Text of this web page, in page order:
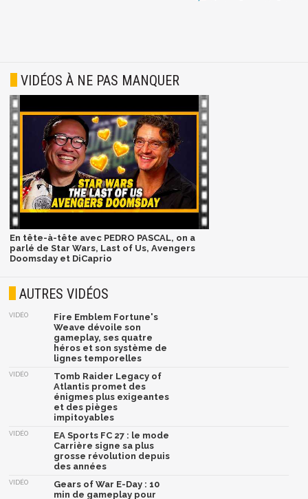
VIDÉOS À NE PAS MANQUER
En tête-à-tête avec PEDRO PASCAL, on a
parlé de Star Wars, Last of Us, Avengers
Doomsday et DiCaprio
AUTRES VIDÉOS
VIDÉO
Fire Emblem Fortune's
Weave dévoile son
gameplay, ses quatre
héros et son système de
lignes temporelles
VIDÉO
Tomb Raider Legacy of
Atlantis promet des
énigmes plus exigeantes
et des pièges
impitoyables
VIDÉO
EA Sports FC 27 : le mode
Carrière signe sa plus
grosse révolution depuis
des années
VIDÉO
Gears of War E-Day : 10
min de gameplay pour